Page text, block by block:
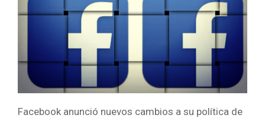
Facebook anunció nuevos cambios a su política de